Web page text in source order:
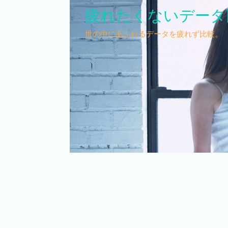
疲れたくないデー
世の中にあふれるデータを疲れず比較。